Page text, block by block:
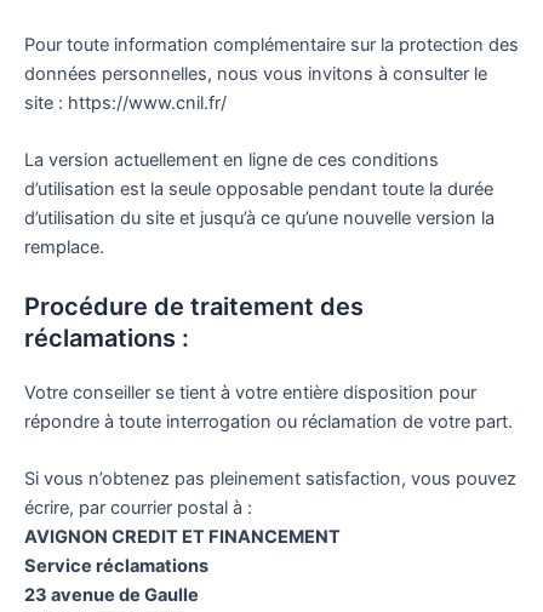
Pour toute information complémentaire sur la protection des
données personnelles, nous vous invitons à consulter le
site : https://www.cnil.fr/
La version actuellement en ligne de ces conditions
d’utilisation est la seule opposable pendant toute la durée
d’utilisation du site et jusqu’à ce qu’une nouvelle version la
remplace.
Procédure de traitement des
réclamations :
Votre conseiller se tient à votre entière disposition pour
répondre à toute interrogation ou réclamation de votre part.
Si vous n’obtenez pas pleinement satisfaction, vous pouvez
écrire, par courrier postal à :
AVIGNON CREDIT ET FINANCEMENT
Service réclamations
23 avenue de Gaulle